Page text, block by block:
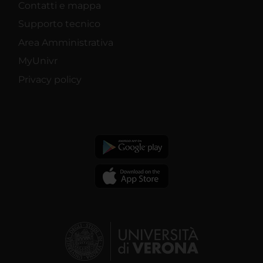
Contatti e mappa
Supporto tecnico
Area Amministrativa
MyUnivr
Privacy policy